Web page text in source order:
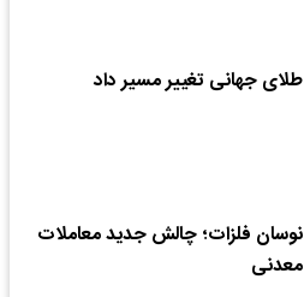
طلای جهانی تغییر مسیر داد
نوسان فلزات؛ چالش جدید معاملات
معدنی